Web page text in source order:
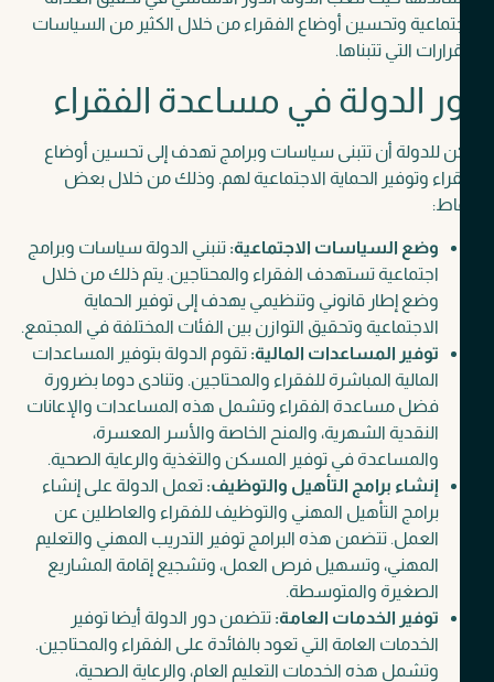
وتحسين أوضاع الفقراء من خلال الكثير من السياسات
التي تتبناها.
الدولة في مساعدة الفقراء
للدولة أن تتبنى سياسات وبرامج تهدف إلى تحسين أوضاع
وتوفير الحماية الاجتماعية لهم. وذلك من خلال بعض
وضع السياسات الاجتماعية:تنبني الدولة سياسات وبرامج
اجتماعية تستهدف الفقراء والمحتاجين. يتم ذلك من خلال
وضع إطار قانوني وتنظيمي يهدف إلى توفير الحماية
الاجتماعية وتحقيق التوازن بين الفئات المختلفة في المجتمع.
توفير المساعدات المالية:تقوم الدولة بتوفير المساعدات
المالية المباشرة للفقراء والمحتاجين. وتنادى دوما بضرورة
فضل مساعدة الفقراء وتشمل هذه المساعدات والإعانات
النقدية الشهرية، والمنح الخاصة والأسر المعسرة،
والمساعدة في توفير المسكن والتغذية والرعاية الصحية.
إنشاء برامج التأهيل والتوظيف:تعمل الدولة على إنشاء
برامج التأهيل المهني والتوظيف للفقراء والعاطلين عن
العمل. تتضمن هذه البرامج توفير التدريب المهني والتعليم
المهني، وتسهيل فرص العمل، وتشجيع إقامة المشاريع
الصغيرة والمتوسطة.
توفير الخدمات العامة:تتضمن دور الدولة أيضا توفير
الخدمات العامة التي تعود بالفائدة على الفقراء والمحتاجين.
وتشمل هذه الخدمات التعليم العام، والرعاية الصحية،